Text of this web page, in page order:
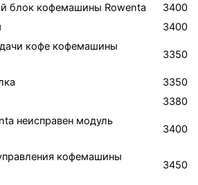
блок кофемашины Rowenta
3400
3400
кофе кофемашины
3350
3350
3380
неисправен модуль
3400
кофемашины
3450